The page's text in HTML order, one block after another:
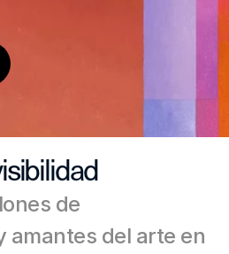
de
amantes del arte en